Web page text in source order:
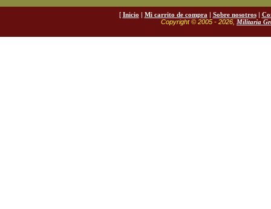
[ Inicio | Mi carrito de compra | Sobre nosotros|
Copyright © 2005 - 2026, Militaria